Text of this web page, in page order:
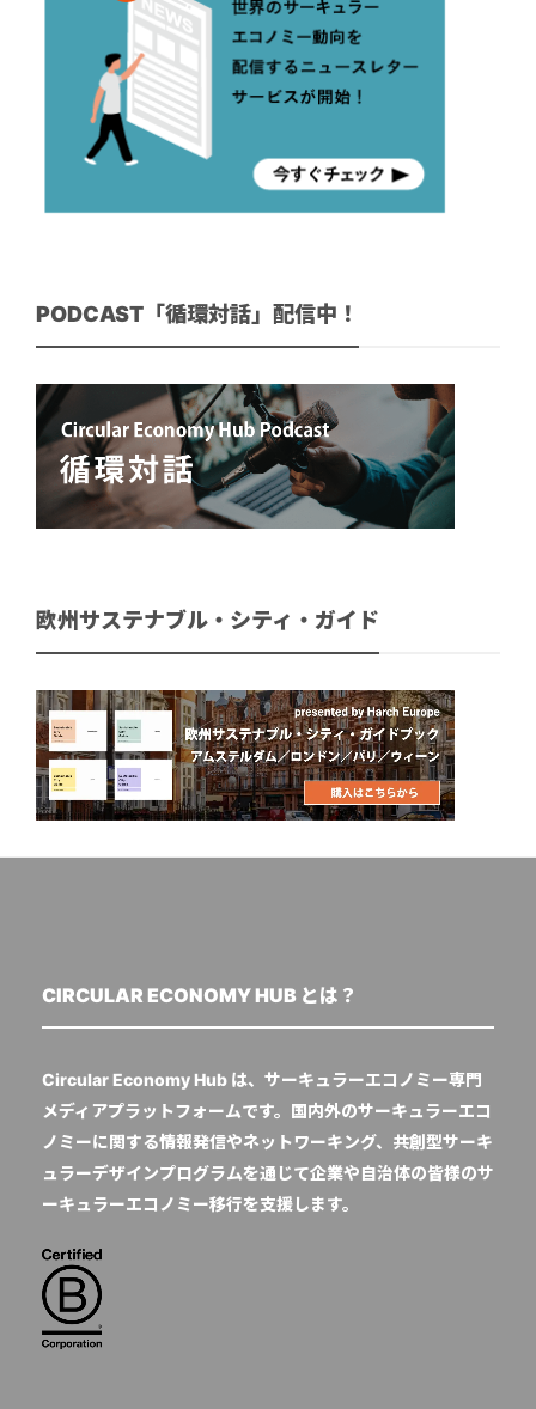
PODCAST「循環対話」配信中！
欧州サステナブル・シティ・ガイド
CIRCULAR ECONOMY HUB とは？
Circular Economy Hub は、サーキュラーエコノミー専門
メディアプラットフォームです。国内外のサーキュラーエコ
ノミーに関する情報発信やネットワーキング、共創型サーキ
ュラーデザインプログラムを通じて企業や自治体の皆様のサ
ーキュラーエコノミー移行を支援します。